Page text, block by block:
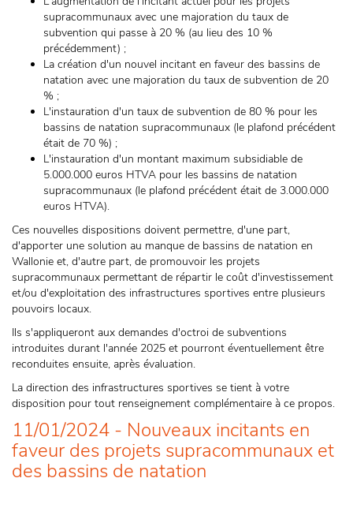
supracommunaux avec une majoration du taux de
subvention qui passe à 20 % (au lieu des 10 %
précédemment) ;
La création d'un nouvel incitant en faveur des bassins de
natation avec une majoration du taux de subvention de 20
% ;
L'instauration d'un taux de subvention de 80 % pour les
bassins de natation supracommunaux (le plafond précédent
était de 70 %) ;
L'instauration d'un montant maximum subsidiable de
5.000.000 euros HTVA pour les bassins de natation
supracommunaux (le plafond précédent était de 3.000.000
euros HTVA).
Ces nouvelles dispositions doivent permettre, d'une part,
d'apporter une solution au manque de bassins de natation en
Wallonie et, d'autre part, de promouvoir les projets
supracommunaux permettant de répartir le coût d'investissement
et/ou d'exploitation des infrastructures sportives entre plusieurs
pouvoirs locaux.
Ils s'appliqueront aux demandes d'octroi de subventions
introduites durant l'année 2025 et pourront éventuellement être
reconduites ensuite, après évaluation.
La direction des infrastructures sportives se tient à votre
disposition pour tout renseignement complémentaire à ce propos.
11/01/2024 - Nouveaux incitants en
faveur des projets supracommunaux et
des bassins de natation